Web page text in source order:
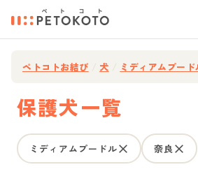
ペトコトお結び 犬 ミディアムプード
保護犬一覧
ミディアムプードル 奈良